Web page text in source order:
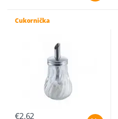
Cukornička
€2.62